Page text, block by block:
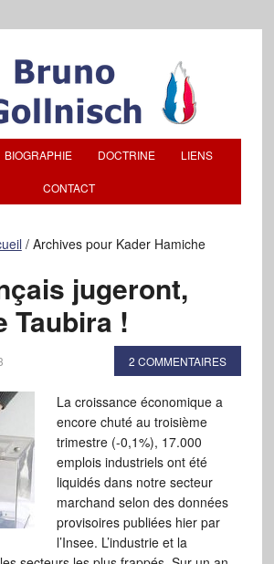
BIOGRAPHIE DOCTRINE LIENS
CONTACT
/Archives pour Kader Hamiche
jugeront,
Taubira !
2 COMMENTAIRES
La croissance économique a
encore chuté au troisième
trimestre (-0,1%), 17.000
emplois industriels ont été
liquidés dans notre secteur
marchand selon des données
provisoires publiées hier par
l’Insee. L’industrie et la